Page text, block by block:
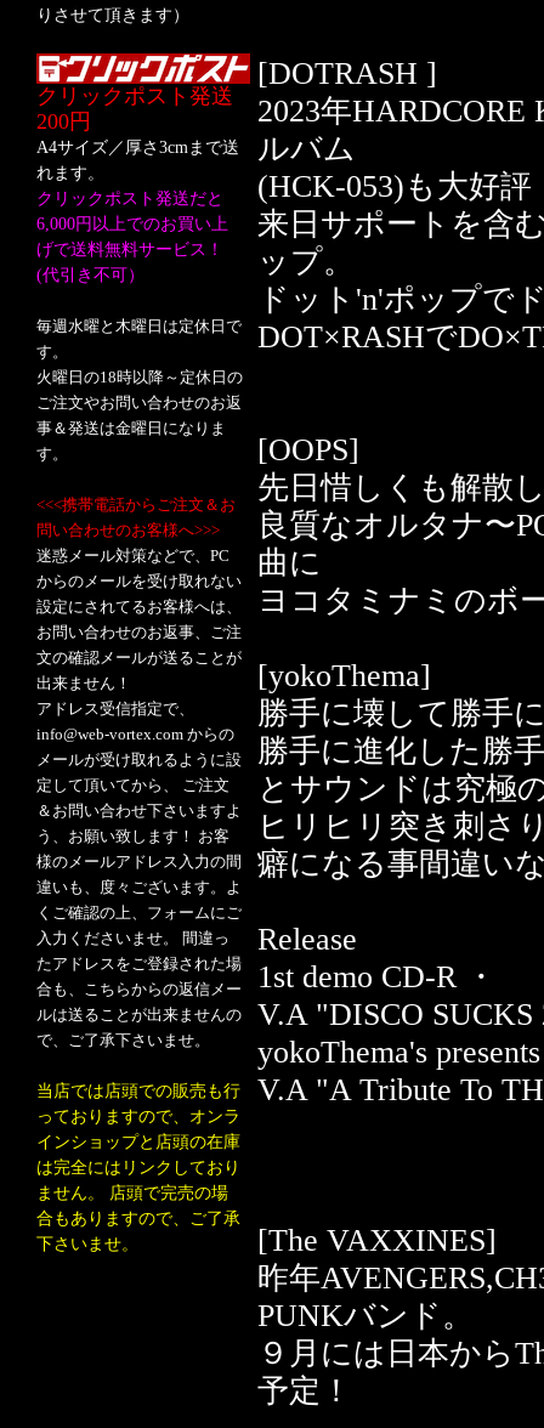
りさせて頂きます）
クリックポスト発送
200円
A4サイズ／厚さ3cmまで送
れます。
クリックポスト発送だと
6,000円以上でのお買い上
げで送料無料サービス！
(代引き不可）
毎週水曜と木曜日は定休日で
す。
火曜日の18時以降～定休日の
ご注文やお問い合わせのお返
事＆発送は金曜日になりま
す。
<<<携帯電話からご注文＆お
問い合わせのお客様へ>>>
迷惑メール対策などで、PC
からのメールを受け取れない
設定にされてるお客様へは、
お問い合わせのお返事、ご注
文の確認メールが送ることが
出来ません！
アドレス受信指定で、
info@web-vortex.com からの
メールが受け取れるように設
定して頂いてから、 ご注文
＆お問い合わせ下さいますよ
う、お願い致します！ お客
様のメールアドレス入力の間
違いも、度々ございます。よ
くご確認の上、フォームにご
入力くださいませ。 間違っ
たアドレスをご登録された場
合も、こちらからの返信メー
ルは送ることが出来ませんの
で、ご了承下さいませ。
当店では店頭での販売も行
っておりますので、オンラ
インショップと店頭の在庫
は完全にはリンクしており
ません。 店頭で完売の場
合もありますので、ご了承
下さいませ。
[DOTRASH ]
2023年
ルバム
(HCK-053)も大好評
来日サポートを含
ップ。
ドット'n'ポップで
DOT×RASHで
[OOPS]
先日惜しくも解散
良質なオルタナ〜
曲に
ヨコタミナミのボ
[yokoThema]
勝手に壊して勝手
勝手に進化した勝
とサウンドは究極
ヒリヒリ突き刺さ
癖になる事間違い
Release
1st demo CD-R ・
V.A "DISCO
yokoThema's
V.A "A Tribute To
[The VAXXINES]
昨年
PUNKバンド。
９月には日本から
予定！